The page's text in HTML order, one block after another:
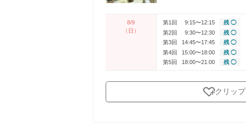
8/9
（日）
第1回 9:15〜12:15
残 ◯
第2回
9:30〜12:30
残 ◯
第3回
14:45〜17:45
残 ◯
第4回
15:00〜18:00
残 ◯
第5回
18:00〜21:00 残 ◯
クリップ